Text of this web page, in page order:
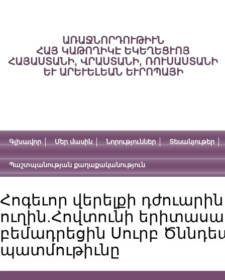
ԱՌԱՋՆՈՐԴՈՒԹԻՒՆ
ՀԱՅ ԿԱԹՈՂԻԿԷ ԵԿԵՂԵՑՒՈՅ
ՀԱՅԱՍՏԱՆԻ, ՎՐԱՍՏԱՆԻ, ՌՈՒՍԱՍՏԱՆԻ
ԵՒ ԱՐԵՒԵԼԵԱՆ ԵՒՐՈՊԱՅԻ
Գլխավոր Մեր մասին Նորություններ Տեսանյութեր
Պաշտպանության քաղաքականություն
Հոգեւոր վերելքի դժուարին
ուղին.Հովտունի
բեմադրեցին Սուրբ
պատմութիւնը